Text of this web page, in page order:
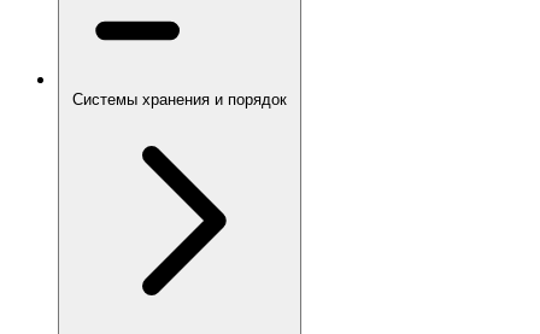
Системы хранения и порядок